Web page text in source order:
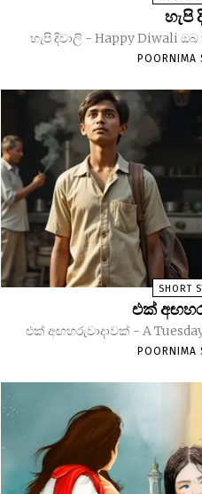
හැපි
හැපි දිවාලි - Happy Diwali
POORNIMA
SHORT
එක්
එක් අඟහරුවාදාවක් - A
POORNIMA